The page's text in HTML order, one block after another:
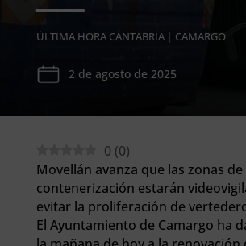
ÚLTIMA HORA CANTABRIA| CAMARGO
2 de agosto de 2025
0 (0)
Movellán avanza que las zonas de
contenerización estarán
evitar la proliferación de
El Ayuntamiento de Camargo ha